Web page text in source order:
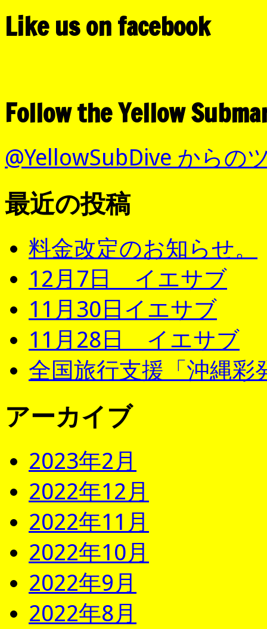
Like us on facebook
Follow the Yellow
@YellowSubDive からの
最近の投稿
料金改定のお知らせ。
12月7日 イエサブ
11月30日イエサブ
11月28日 イエサブ
全国旅行支援「沖縄
アーカイブ
2023年2月
2022年12月
2022年11月
2022年10月
2022年9月
2022年8月